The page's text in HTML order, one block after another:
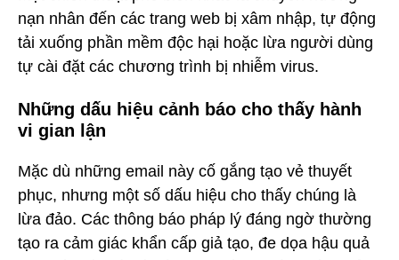
nạn nhân đến các trang web bị xâm nhập, tự động
tải xuống phần mềm độc hại hoặc lừa người dùng
tự cài đặt các chương trình bị nhiễm virus.
Những dấu hiệu cảnh báo cho thấy hành
vi gian lận
Mặc dù những email này cố gắng tạo vẻ thuyết
phục, nhưng một số dấu hiệu cho thấy chúng là
lừa đảo. Các thông báo pháp lý đáng ngờ thường
tạo ra cảm giác khẩn cấp giả tạo, đe dọa hậu quả